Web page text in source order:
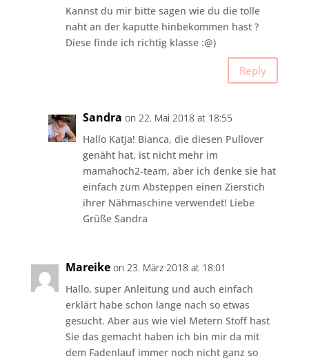
Kannst du mir bitte sagen wie du die tolle
naht an der kaputte hinbekommen hast ?
Diese finde ich richtig klasse :@)
Reply
Sandra on 22. Mai 2018 at 18:55
Hallo Katja! Bianca, die diesen Pullover
genäht hat, ist nicht mehr im
mamahoch2-team, aber ich denke sie hat
einfach zum Absteppen einen Zierstich
ihrer Nähmaschine verwendet! Liebe
Grüße Sandra
Mareike on 23. März 2018 at 18:01
Hallo, super Anleitung und auch einfach
erklärt habe schon lange nach so etwas
gesucht. Aber aus wie viel Metern Stoff hast
Sie das gemacht haben ich bin mir da mit
dem Fadenlauf immer noch nicht ganz so